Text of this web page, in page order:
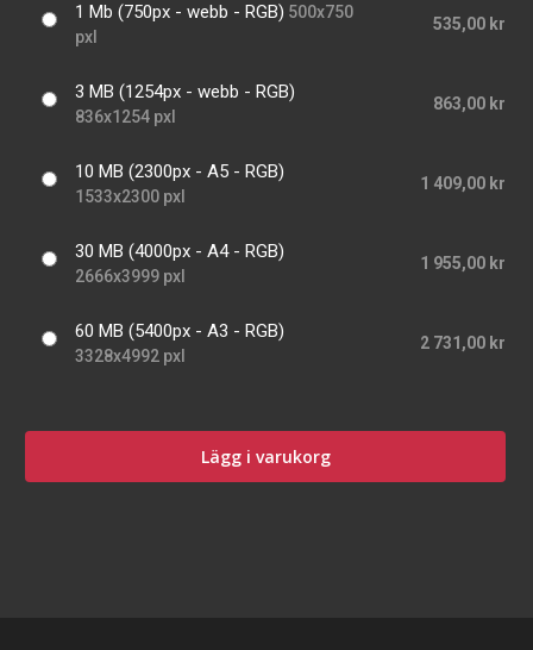
1 Mb (750px - webb - RGB) 500x750
pxl
535,00 kr
3 MB (1254px - webb - RGB)
836x1254 pxl
863,00 kr
10 MB (2300px - A5 - RGB)
1533x2300 pxl
1 409,00 kr
30 MB (4000px - A4 - RGB)
2666x3999 pxl
1 955,00 kr
60 MB (5400px - A3 - RGB)
3328x4992 pxl
2 731,00 kr
Lägg i varukorg